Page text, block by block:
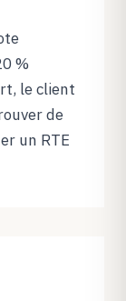
%
le client
de
un RTE